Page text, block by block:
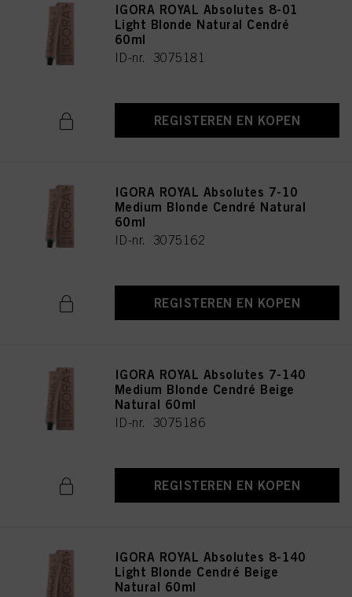
IGORA ROYAL Absolutes 8-01
Light Blonde Natural Cendré
60ml
ID-nr. 3075181
REGISTEREN EN KOPEN
IGORA ROYAL Absolutes 7-10
Medium Blonde Cendré Natural
60ml
ID-nr. 3075162
REGISTEREN EN KOPEN
IGORA ROYAL Absolutes 7-140
Medium Blonde Cendré Beige
Natural 60ml
ID-nr. 3075186
REGISTEREN EN KOPEN
IGORA ROYAL Absolutes 8-140
Light Blonde Cendré Beige
Natural 60ml